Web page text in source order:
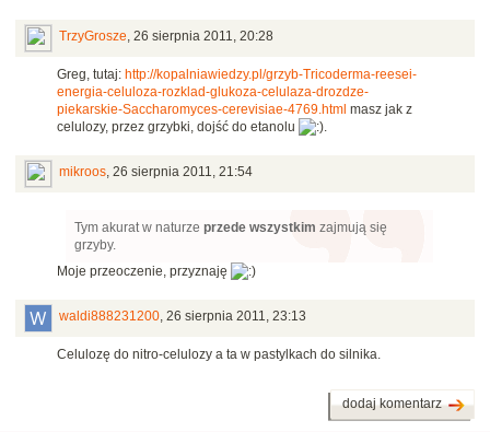
TrzyGrosze, 26 sierpnia 2011, 20:28
Greg, tutaj: http://kopalniawiedzy.pl/grzyb-Tricoderma-reesei-
energia-celuloza-rozklad-glukoza-celulaza-drozdze-
piekarskie-Saccharomyces-cerevisiae-4769.html masz jak z
celulozy, przez grzybki, dojść do etanolu
.
mikroos, 26 sierpnia 2011, 21:54
Tym akurat w naturze przede wszystkim zajmują się
grzyby.
Moje przeoczenie, przyznaję
waldi888231200, 26 sierpnia 2011, 23:13
Celulozę do nitro-celulozy a ta w pastylkach do silnika.
dodaj komentarz